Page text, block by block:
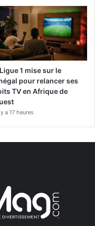
1 mise sur le
pour relancer ses
TV en Afrique de
a 17 heures